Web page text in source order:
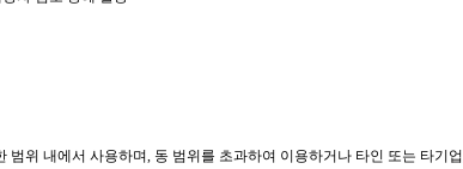
범위 내에서 사용하며 동 범위를 초과하여 이용하거나 타인 또는 타기업